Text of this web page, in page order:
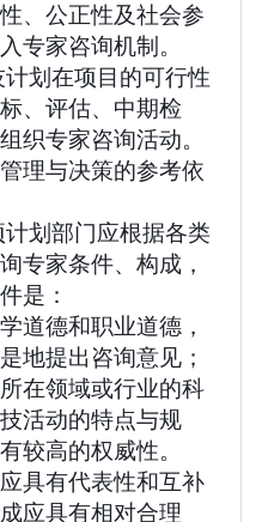
、公正性及社会参
专家咨询机制。
划在项目的可行性
、评估、中期检
织专家咨询活动。
理与决策的参考依
划部门应根据各类
专家条件、构成，
是：
德和职业道德，
地提出咨询意见；
领域或行业的科
活动的特点与规
较高的权威性。
有代表性和互补
应具有相对合理